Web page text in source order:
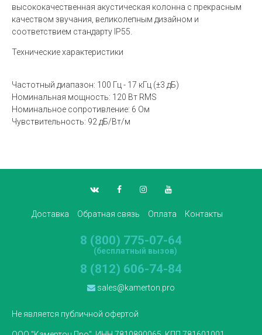
высококачественная акустическая колонна с прекрасным
качеством звучания, великолепным дизайном и
соответствием стандарту IP55.
Технические характеристики
Частотный диапазон: 100 Гц - 17 кГц (±3 дБ)
Номинальная мощность: 120 Вт RMS
Номинальное сопротивление: 6 Ом
Чувствительность: 92 дБ/Вт/м
Доставка Обратная связь Оплата Контакты
8 (800) 775-07-64
(бесплатный вызов)
8 (812) 606-74-84
sales@kamerton.pro
Не является публичной офертой